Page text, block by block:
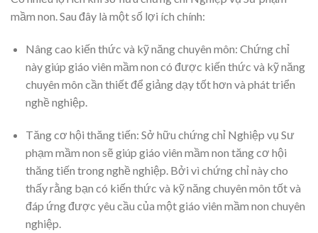
mầm non. Sau đây là một số lợi ích chính:
Nâng cao kiến thức và kỹ năng chuyên môn: Chứng chỉ
này giúp giáo viên mầm non có được kiến thức và kỹ năng
chuyên môn cần thiết để giảng dạy tốt hơn và phát triển
nghề nghiệp.
Tăng cơ hội thăng tiến: Sở hữu chứng chỉ Nghiệp vụ Sư
phạm mầm non sẽ giúp giáo viên mầm non tăng cơ hội
thăng tiến trong nghề nghiệp. Bởi vì chứng chỉ này cho
thấy rằng bạn có kiến thức và kỹ năng chuyên môn tốt và
đáp ứng được yêu cầu của một giáo viên mầm non chuyên
nghiệp.